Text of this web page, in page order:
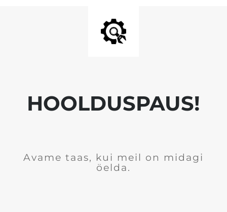
HOOLDUSPAUS!
Avame taas, kui meil on midagi
öelda.